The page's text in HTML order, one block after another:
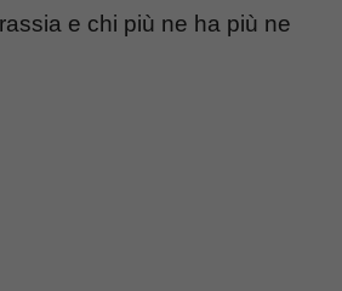
e chi più ne ha più ne